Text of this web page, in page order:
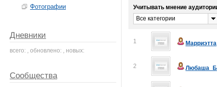
Учитывать мнение
Все категории
1 Марриэтта
2
Фотографии
Дневники
всего: , обновлено: , новых:
Сообщества